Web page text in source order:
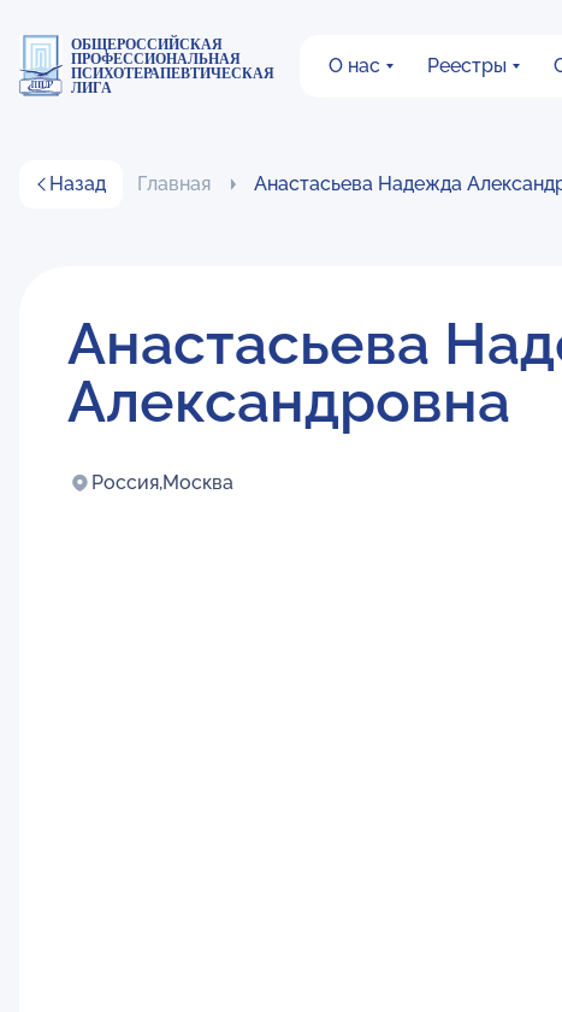
ОБЩЕРОССИЙСКАЯ
ПРОФЕССИОНАЛЬНАЯ
ПСИХОТЕРАПЕВТИЧЕСКАЯ
ЛИГА
О нас Реестры
Назад Главная Анастасьева Надежда
Анастасьева
Александровна
Россия,Москва